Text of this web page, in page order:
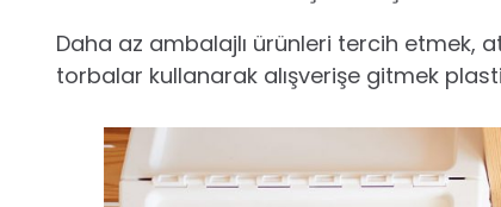
Daha az ambalajlı ürünleri tercih etmek,
torbalar kullanarak alışverişe gitmek